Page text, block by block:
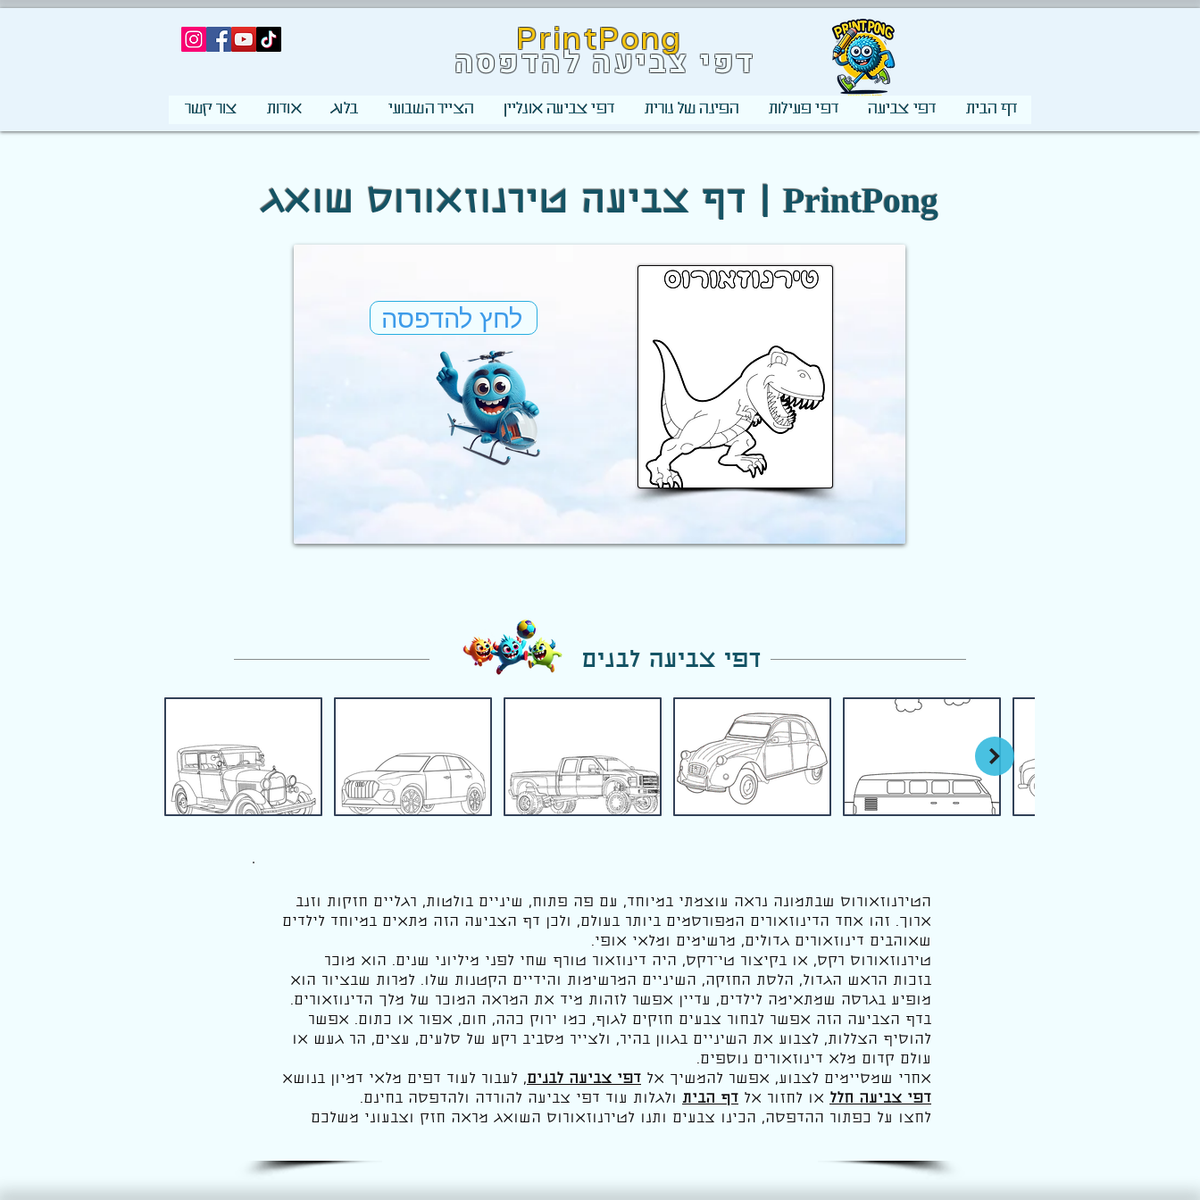
PrintPong
דפי צביעה להדפסה
דף הבית דפי צביעה דפי פעילות הפינה של נורית דפי צביעה אונליין הצייר השבועי בלוג אודות צור קשר
דף צביעה טירנוזאורוס שואג | PrintPong
לחץ להדפסה
דפי צביעה לבנים
הטירנוזאורוס שבתמונה נראה עוצמתי במיוחד, עם פה פתוח, שיניים בולטות, רגליים חזקות וזנב
ארוך. זהו אחד הדינוזאורים המפורסמים ביותר בעולם, ולכן דף הצביעה הזה מתאים במיוחד לילדים
שאוהבים דינוזאורים גדולים, מרשימים ומלאי אופי.
טירנוזאורוס רקס, או בקיצור טי־רקס, היה דינוזאור טורף שחי לפני מיליוני שנים. הוא מוכר
בזכות הראש הגדול, הלסת החזקה, השיניים המרשימות והידיים הקטנות שלו. למרות שבציור הוא
מופיע בגרסה שמתאימה לילדים, עדיין אפשר לזהות מיד את המראה המוכר של מלך הדינוזאורים.
בדף הצביעה הזה אפשר לבחור צבעים חזקים לגוף, כמו ירוק כהה, חום, אפור או כתום. אפשר
להוסיף הצללות, לצבוע את השיניים בגוון בהיר, ולצייר מסביב רקע של סלעים, עצים, הר געש או
עולם קדום מלא דינוזאורים נוספים.
אחרי שמסיימים לצבוע, אפשר להמשיך אל דפי צביעה לבנים, לעבור לעוד דפים מלאי דמיון בנושא
דפי צביעה חלל או לחזור אל דף הבית ולגלות עוד דפי צביעה להורדה ולהדפסה בחינם.
לחצו על כפתור ההדפסה, הכינו צבעים ותנו לטירנוזאורוס השואג מראה חזק וצבעוני משלכם